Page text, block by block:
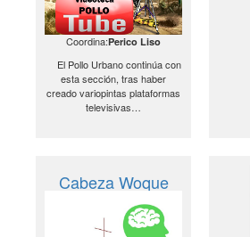
Coordina:Perico Liso
El Pollo Urbano continúa con
esta sección, tras haber
creado variopintas plataformas
televisivas…
Cabeza Woque